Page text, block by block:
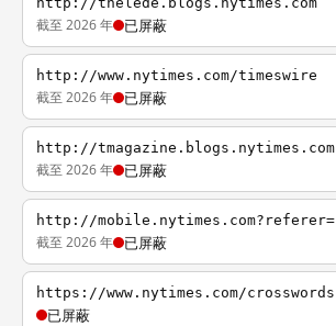
截至 2026 年 已屏蔽
http://www.nytimes.com/timeswire
截至 2026 年 已屏蔽
http://tmagazine.blogs.nytimes.com
截至 2026 年 已屏蔽
http://mobile.nytimes.com?referer=
截至 2026 年 已屏蔽
https://www.nytimes.com/crosswords
已屏蔽